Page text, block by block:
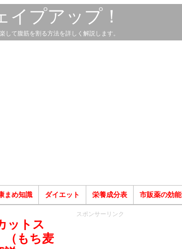
プアップ！
て腹筋を割る方法を詳しく解説します。
まめ知識 ダイエット 栄養成分表 市販薬の効能
ットス
（もち⻨
スポンサーリンク